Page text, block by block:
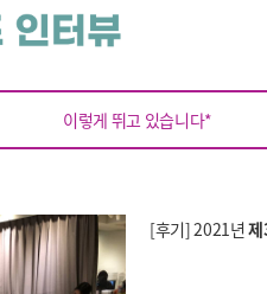
이렇게 뛰고 있습니다*
[후기] 2021년